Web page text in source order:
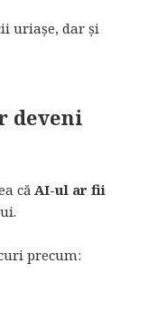
uriașe, dar și
deveni
că AI-ul ar fii
precum: